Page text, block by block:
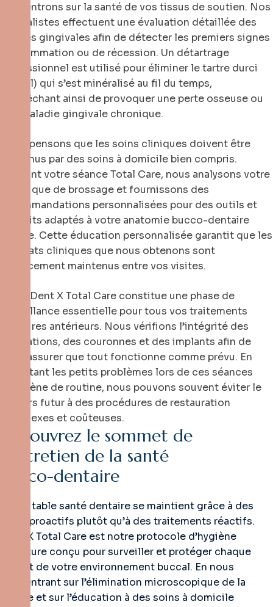
concentrons sur la santé de vos tissus de soutien. Nos
spécialistes effectuent une évaluation détaillée des
marges gingivales afin de détecter les premiers signes
d’inflammation ou de récession. Un détartrage
professionnel est utilisé pour éliminer le tartre durci
(calcul) qui s’est minéralisé au fil du temps,
l’empêchant ainsi de provoquer une perte osseuse ou
une maladie gingivale chronique.
Nous pensons que les soins cliniques doivent être
soutenus par des soins à domicile bien compris.
Pendant votre séance Total Care, nous analysons votre
technique de brossage et fournissons des
recommandations personnalisées pour des outils et
produits adaptés à votre anatomie bucco-dentaire
unique. Cette éducation personnalisée garantit que les
résultats cliniques que nous obtenons sont
efficacement maintenus entre vos visites.
Enfin, Dent X Total Care constitue une phase de
surveillance essentielle pour tous vos traitements
dentaires antérieurs. Nous vérifions l’intégrité des
obturations, des couronnes et des implants afin de
nous assurer que tout fonctionne comme prévu. En
détectant les petits problèmes lors de ces séances
d’hygiène de routine, nous pouvons souvent éviter le
recours futur à des procédures de restauration
complexes et coûteuses.
ouvrez le sommet de
tretien de la santé
co-dentaire
La véritable santé dentaire se maintient grâce à des
soins proactifs plutôt qu’à des traitements réactifs.
Dent X Total Care est notre protocole d’hygiène
signature conçu pour surveiller et protéger chaque
aspect de votre environnement buccal. En nous
concentrant sur l’élimination microscopique de la
plaque et sur l’éducation à des soins à domicile